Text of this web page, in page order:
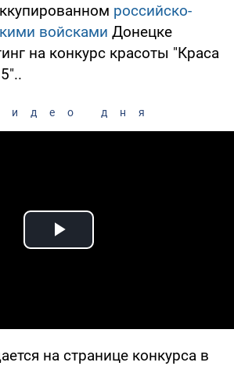
российско-
войсками Донецке
на конкурс красоты "Краса
дня
Play Video
на странице конкурса в